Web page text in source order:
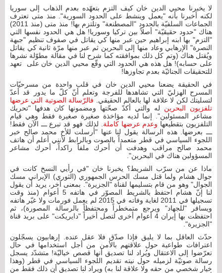
لا يخبرنا محيي الدين خان كيف التزم بتعهّده بعدم الذهاب إلى سوريا
لكنه أخبرنا بأنه "يعمل وينشط على الحدود السورية". منذ متى تعترف
الجماعات السلفيّة بالحدود "المصطنعة" وتلتزم بها! منذ متى (منذ 2011)
هناك "حدود حقيقيّة" أصلاً بين تركيا وسوريا! هل هي الحدود نفسها التي
"التزم" بها ابنه إبراهيم حين عبر منها كي يقاتل في صفوف تنظيم "جبهة
النصرة" الإرهابي وعاد منها إلى البحرين ثم عبر منها مرّة ثانية كي يقاتل
ويُقتل هناك (وتم كل ذلك بموافقته كما شرح لنا في مقالة مطوّلة نشرها
على حسابه)! هل هذه هي الحدود التي وقّع محيي الدين خان على تعهد
للتحقيقات الجنائيّة بعدم تجاوزها!
في الحقيقة يضعنا محيي الدين خان في قلب واحدة من مسرحيّات
المسرح الهزليّ التي تشاهدها للفرجة وتعلم أنّ كلّ ما يدور قد أعدّ
لتسليتك لكن لا علاقة لها بالعالم الحقيقي. فالرّسالة الصوتية التي عرضها
تلفزيون البحرين له والتي أكدّ صحّتها ومضمونها كان هدفها "تحريك
مشاعر المسئولين". إنما لديه مؤاخذة صغيرة صغيرة فقط وهي قيام
التلفزيون بتقطيعها وعدم عرضها كاملة . لذلك فهو قد تبرع ـــ الآن فقط!
ـــ بعرضها. هذه الرسالة يقول لنا عنها "أرسلت للأخ محمد صالح خبر
اللجوء السياسي في قطر متعمداً بالصوت وبالرابط لأنني أعلم أن هاتف
محمد صالح مراقب وهدفت أن أحرك ملفاً راكداً، أحرك مشاعر
المسؤولين هناك في البحرين".
ماذا عن من سرّب الشريط؟ يخبرنا خان "في رأيي النسخ كانت في
جوال هشام ولما قتل مسك الحرس الجمهوري (الثوري) الإيراني مسك
الجوال" وهو من قام بتسليمها لقناة "الجزيرة". بمعنى آخر، يريد أن يقول
لنا إنّ هشام احتفظ بالشريط المصوّر في هاتفه 5 أعوام (منذ وقت
تسجيلها في 2011 لغاية وفاته في 2015 لم يعمل فورمات ولا غيّر هاتفه
ويسافر "للجهاد" ويرجع متمخطراً ومحتفظاً بالرسالة المصورة)، ثم
احتفظت بها إيران 4 أعوام أخرى لتصل أخيراً "دايريكت" على بريد قناة
"الجزيرة".
حدّث العاقل بما لا يليق فإذا صدّق فلا عقل عنده. إرهابيون يسجّلون
اعترافات طواعية حول علاقتهم بالأمن من أجل استخدامها في حال
تعرّضوا إلى الاعتقال ويُراد لنا تصديق أنها قصص خياليّة! متشدّد يسجل
رسالة صوتيّة لزميله حول نيته تقديم اللجوء السياسي في قطر (وهذا
خيار شخصي من حقه ولا علاقة لنا به) ويراد لنا تصديق أن ذلك فقط من